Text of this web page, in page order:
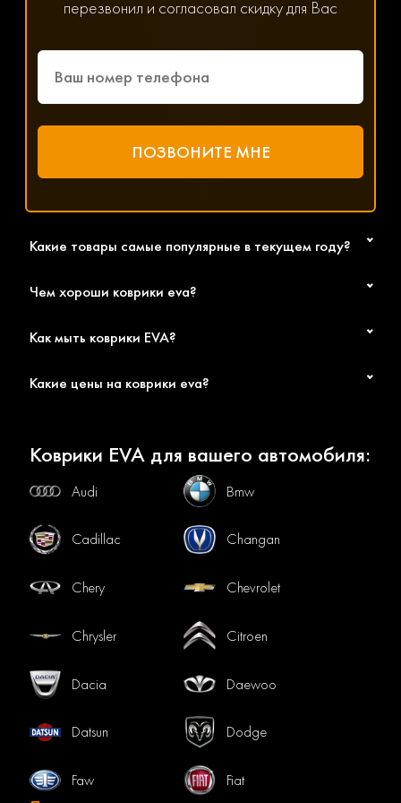
решит любой возникший вопрос, связанный с
перезвонил и согласовал скидку для Вас
Какие товары самые популярные в текущем году?
Чем хороши коврики eva?
Как мыть коврики EVA?
Какие цены на коврики eva?
Коврики EVA для вашего автомобиля:
Audi Bmw
Cadillac Changan
Chery Chevrolet
Chrysler Citroen
Dacia Daewoo
Datsun Dodge
Faw Fiat